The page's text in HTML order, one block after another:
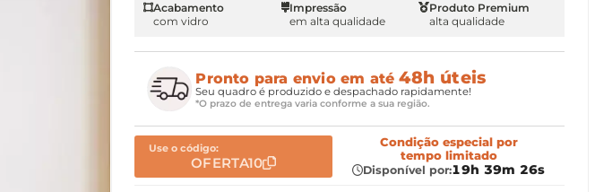
Acabamento
com vidro
Impressão
em alta qualidade
Produto Premium
alta qualidade
Pronto para envio em até48h úteis
Seu quadro é produzido e despachado rapidamente!
*O prazo de entrega varia conforme a sua região.
Use o código:
OFERTA10
Condição especialpor
tempo limitado
Disponível por:19h 39m 25s